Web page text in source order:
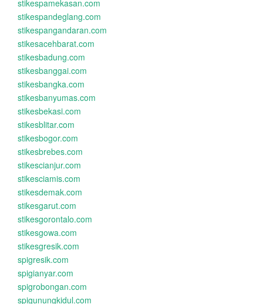
stikespamekasan.com
stikespandeglang.com
stikespangandaran.com
stikesacehbarat.com
stikesbadung.com
stikesbanggai.com
stikesbangka.com
stikesbanyumas.com
stikesbekasi.com
stikesblitar.com
stikesbogor.com
stikesbrebes.com
stikescianjur.com
stikesciamis.com
stikesdemak.com
stikesgarut.com
stikesgorontalo.com
stikesgowa.com
stikesgresik.com
spigresik.com
spigianyar.com
spigrobongan.com
spigunungkidul.com